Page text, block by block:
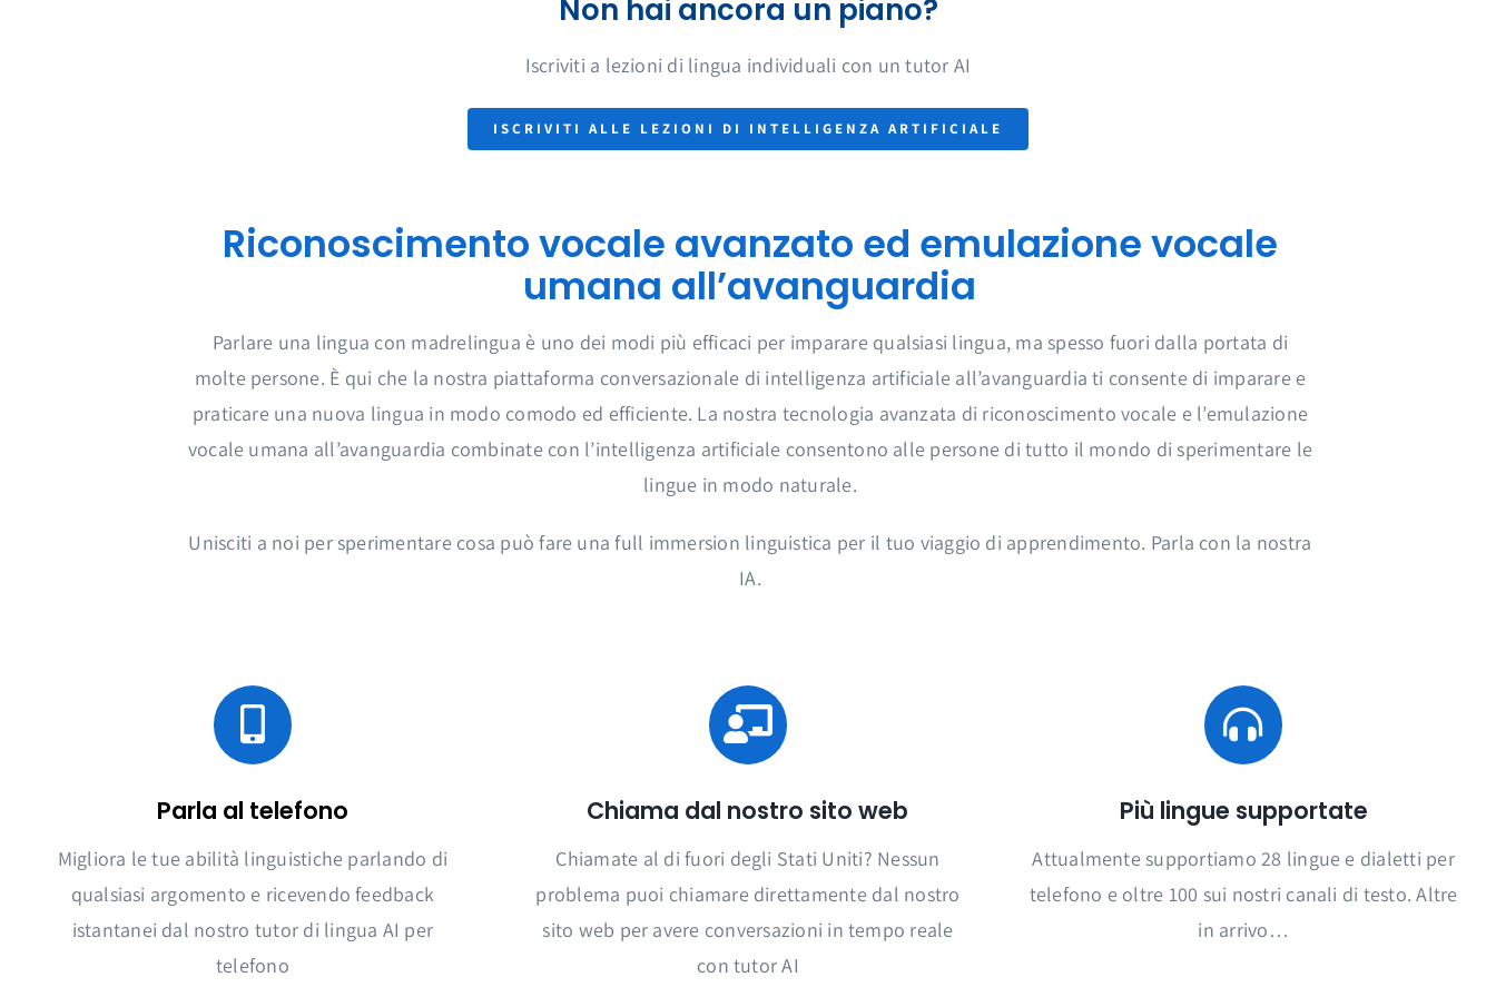
Non hai ancora un piano?
Iscriviti a lezioni di lingua individuali con un tutor AI
ISCRIVITI ALLE LEZIONI DI INTELLIGENZA ARTIFICIALE
Riconoscimento vocale avanzato ed emulazione vocale
umana all’avanguardia
Parlare una lingua con madrelingua è uno dei modi più efficaci per imparare qualsiasi lingua, ma spesso fuori dalla portata di
molte persone. È qui che la nostra piattaforma conversazionale di intelligenza artificiale all’avanguardia ti consente di imparare e
praticare una nuova lingua in modo comodo ed efficiente. La nostra tecnologia avanzata di riconoscimento vocale e l’emulazione
vocale umana all’avanguardia combinate con l’intelligenza artificiale consentono alle persone di tutto il mondo di sperimentare le
lingue in modo naturale.
Unisciti a noi per sperimentare cosa può fare una full immersion linguistica per il tuo viaggio di apprendimento. Parla con la nostra
IA.
Parla al telefono
Migliora le tue abilità linguistiche parlando di
qualsiasi argomento e ricevendo feedback
istantanei dal nostro tutor di lingua AI per
telefono
Chiama dal nostro sito web
Chiamate al di fuori degli Stati Uniti? Nessun
problema puoi chiamare direttamente dal nostro
sito web per avere conversazioni in tempo reale
con tutor AI
Più lingue supportate
Attualmente supportiamo 28 lingue e dialetti per
telefono e oltre 100 sui nostri canali di testo. Altre
in arrivo…
conversazione. Dopo il periodo di prova, ti verrà addebitato il
l’abbonamento in qualsiasi momento.